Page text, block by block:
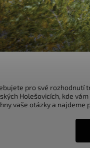
pro své rozhodnutí
Holešovicích, kde
vaše otázky a najdeme